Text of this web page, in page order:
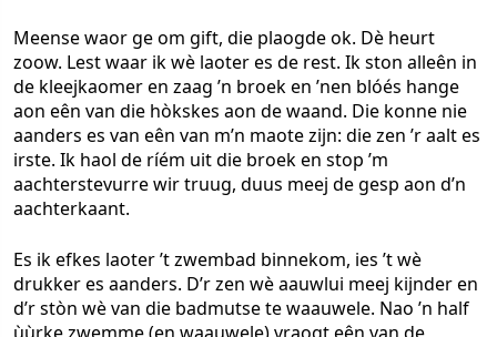
Meense waor ge om gift, die plaogde ok. Dè heurt
zoow. Lest waar ik wè laoter es de rest. Ik ston alleên in
de kleejkaomer en zaag ’n broek en ’nen blóés hange
aon eên van die hòkskes aon de waand. Die konne nie
aanders es van eên van m’n maote zijn: die zen ’r aalt es
irste. Ik haol de ríém uit die broek en stop ’m
aachterstevurre wir truug, duus meej de gesp aon d’n
aachterkaant.
Es ik efkes laoter ’t zwembad binnekom, ies ’t wè
drukker es aanders. D’r zen wè aauwlui meej kijnder en
d’r stòn wè van die badmutse te waauwele. Nao ’n half